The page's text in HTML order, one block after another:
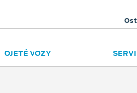
596 780
OJETÉ VOZY